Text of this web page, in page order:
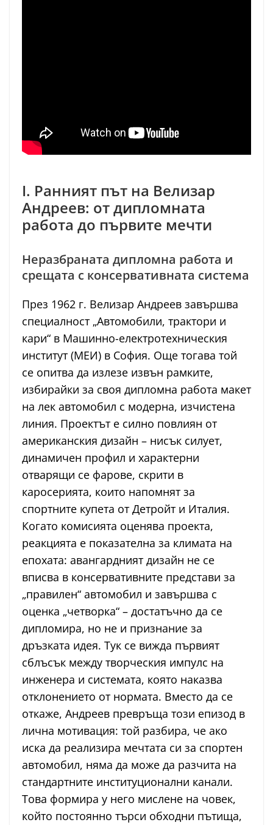
I. Ранният път на Велизар
Андреев: от дипломната
работа до първите мечти
Неразбраната дипломна работа и
срещата с консервативната система
През 1962 г. Велизар Андреев завършва
специалност „Автомобили, трактори и
кари“ в Машинно-електротехническия
институт (МЕИ) в София. Още тогава той
се опитва да излезе извън рамките,
избирайки за своя дипломна работа макет
на лек автомобил с модерна, изчистена
линия. Проектът е силно повлиян от
американския дизайн – нисък силует,
динамичен профил и характерни
отварящи се фарове, скрити в
каросерията, които напомнят за
спортните купета от Детройт и Италия.
Когато комисията оценява проекта,
реакцията е показателна за климата на
епохата: авангардният дизайн не се
вписва в консервативните представи за
„правилен“ автомобил и завършва с
оценка „четворка“ – достатъчно да се
дипломира, но не и признание за
дръзката идея. Тук се вижда първият
сблъсък между творческия импулс на
инженера и системата, която наказва
отклонението от нормата. Вместо да се
откаже, Андреев превръща този епизод в
лична мотивация: той разбира, че ако
иска да реализира мечтата си за спортен
автомобил, няма да може да разчита на
стандартните институционални канали.
Това формира у него мислене на човек,
който постоянно търси обходни пътища,